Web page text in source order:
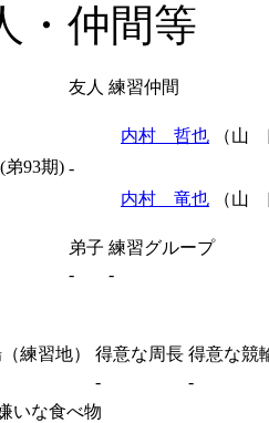
・仲間等
友人 練習仲間
弟93期) -
内村 哲也 （山
内村 竜也 （山
弟子 練習グループ
-
-
練習地） 得意な周長 得意な競
-
-
いな食べ物